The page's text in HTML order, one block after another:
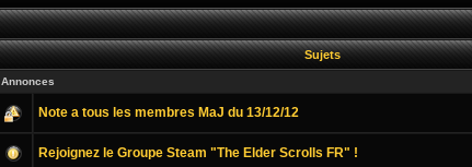
Sujets
Annonces
Note a tous les membres MaJ du 13/12/12
Rejoignez le Groupe Steam "The Elder Scrolls FR" !